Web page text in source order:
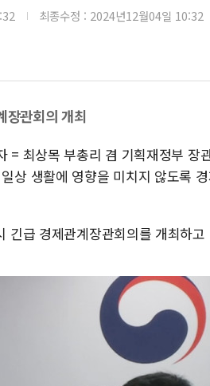
뉴
보
李 "
李
이
최종수정 : 2024년12월04일 10:32
장관회의 개최
= 최상목 부총리 겸 기획재정부 장
상 생활에 영향을 미치지 않도록
긴급 경제관계장관회의를 개최하